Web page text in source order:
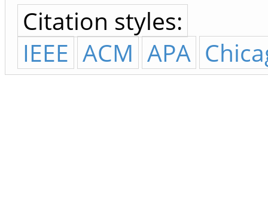
Citation styles:
IEEE ACM APA